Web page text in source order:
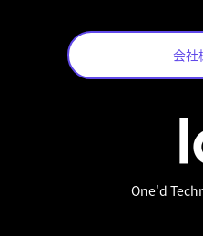
会社
One'd